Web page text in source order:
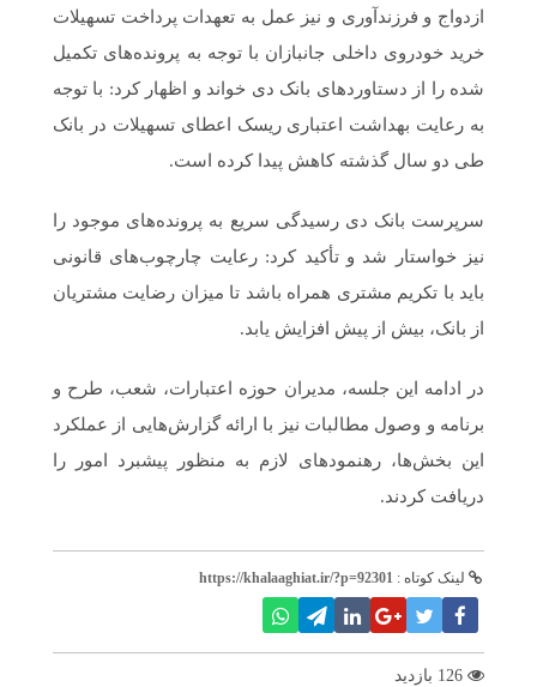
ازدواج و فرزندآوری و نیز عمل به تعهدات پرداخت تسهیلات
خرید خودروی داخلی جانبازان با توجه به پرونده‌های تکمیل
شده را از دستاوردهای بانک دی خواند و اظهار کرد: با توجه
به رعایت بهداشت اعتباری ریسک اعطای تسهیلات در بانک
طی دو سال گذشته کاهش پیدا کرده است.
سرپرست بانک دی رسیدگی سریع به پرونده‌های موجود را
نیز خواستار شد و تأکید کرد: رعایت چارچوب‌های قانونی
باید با تکریم مشتری همراه باشد تا میزان رضایت مشتریان
از بانک، بیش از پیش افزایش یابد.
در ادامه این جلسه، مدیران حوزه اعتبارات، شعب، طرح و
برنامه و وصول مطالبات نیز با ارائه گزارش‌هایی از عملکرد
این بخش‌ها، رهنمودهای لازم به منظور پیشبرد امور را
دریافت کردند.
لینک کوتاه : https://khalaaghiat.ir/?p=92301